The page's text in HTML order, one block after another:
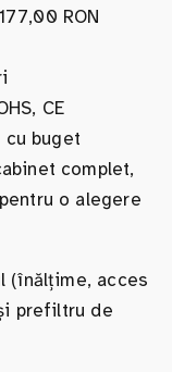
RON
CE
cu buget
complet,
o alegere
(înălțime, acces
prefiltru de